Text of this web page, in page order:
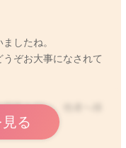
したね。
ぞお大事になされて
気を伝い、他者へ移
る